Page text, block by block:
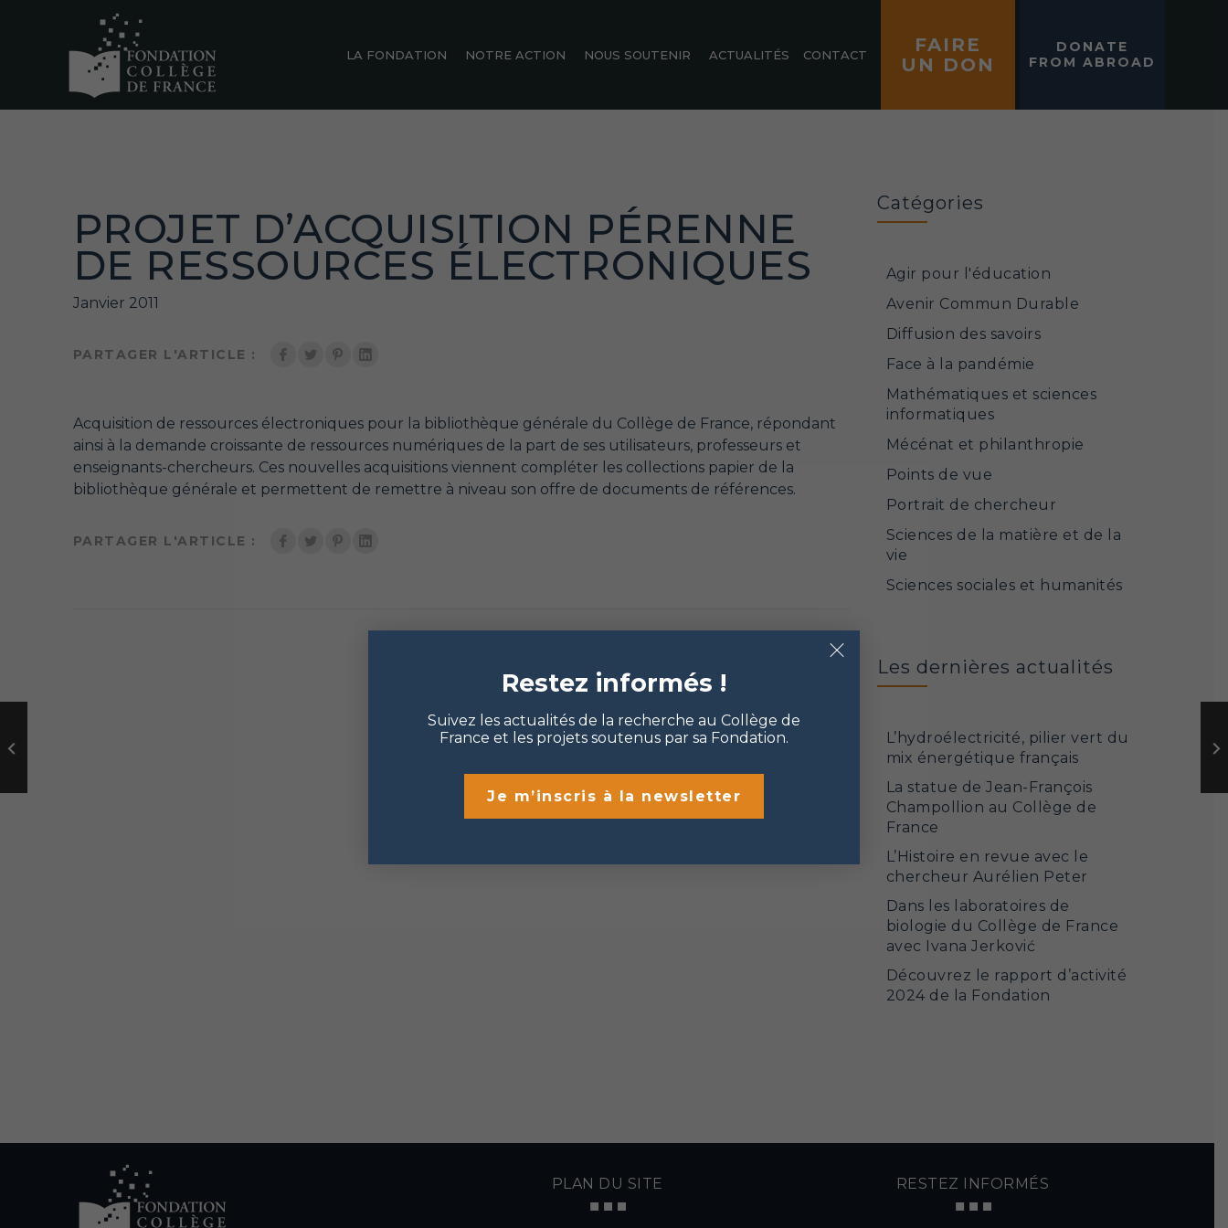
LA FONDATION NOTRE ACTION NOUS SOUTENIR ACTUALITÉS CONTACT
FAIRE
UN DON
DONATE
FROM ABROAD
PROJET D’ACQUISITION PÉRENNE
DE RESSOURCES ÉLECTRONIQUES
Janvier 2011
PARTAGER L'ARTICLE :
Acquisition de ressources électroniques pour la bibliothèque générale du Collège de France, répondant
ainsi à la demande croissante de ressources numériques de la part de ses utilisateurs, professeurs et
enseignants-chercheurs. Ces nouvelles acquisitions viennent compléter les collections papier de la
bibliothèque générale et permettent de remettre à niveau son offre de documents de références.
PARTAGER L'ARTICLE :
Catégories
Agir pour l'éducation
Avenir Commun Durable
Diffusion des savoirs
Face à la pandémie
Mathématiques et sciences
informatiques
Mécénat et philanthropie
Points de vue
Portrait de chercheur
Sciences de la matière et de la
vie
Sciences sociales et humanités
Les dernières actualités
L’hydroélectricité, pilier vert du
mix énergétique français
La statue de Jean-François
Champollion au Collège de
France
L’Histoire en revue avec le
chercheur Aurélien Peter
Dans les laboratoires de
biologie du Collège de France
avec Ivana Jerković
Découvrez le rapport d’activité
2024 de la Fondation
PLAN DU SITE RESTEZ INFORMÉS
Restez informés !
Suivez les actualités de la recherche au Collège de
France et les projets soutenus par sa Fondation.
Je m’inscris à la newsletter
×